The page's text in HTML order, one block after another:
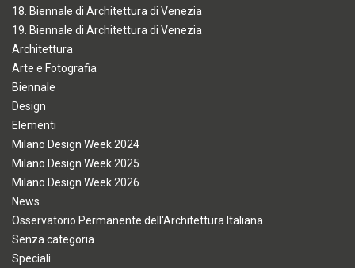
18. Biennale di Architettura di Venezia
19. Biennale di Architettura di Venezia
Architettura
Arte e Fotografia
Biennale
Design
Elementi
Milano Design Week 2024
Milano Design Week 2025
Milano Design Week 2026
News
Osservatorio Permanente dell'Architettura Italiana
Senza categoria
Speciali